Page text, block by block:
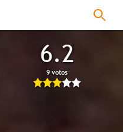
6.2
9 votos